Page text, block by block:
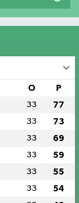
O P
33 77
33 73
33 69
33 59
33 55
33 54